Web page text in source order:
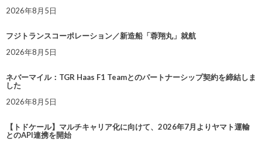
2026年8月5日
フジトランスコーポレーション／新造船「蓉翔丸」就航
2026年8月5日
ネバーマイル：TGR Haas F1 Teamとのパートナーシップ契約を締結しま
した
2026年8月5日
【トドケール】マルチキャリア化に向けて、2026年7月よりヤマト運輸
とのAPI連携を開始